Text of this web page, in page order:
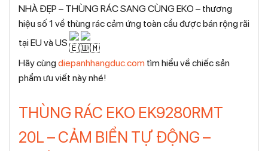
NHÀ ĐẸP – THÙNG RÁC SANG CÙNG EKO – thương
hiệu số 1 về thùng rác cảm ứng toàn cầu được bán rộng rãi
tại EU và US
Hãy cùng diepanhhangduc.com tìm hiểu về chiếc sản
phẩm ưu viết này nhé!
THÙNG RÁC EKO EK9280RMT
20L – CẢM BIỂN TỰ ĐỘNG –